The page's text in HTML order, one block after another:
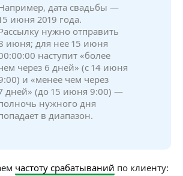
дата свадьбы —
июня 2019 года.
нужно отправить
июня; для нее 15 июня
наступит «более
через 6 дней» (с 14 июня
и «менее чем через
дней» (до 15 июня 9:00) —
нужного дня
в диапазон.
частоту срабатываний по клиенту: